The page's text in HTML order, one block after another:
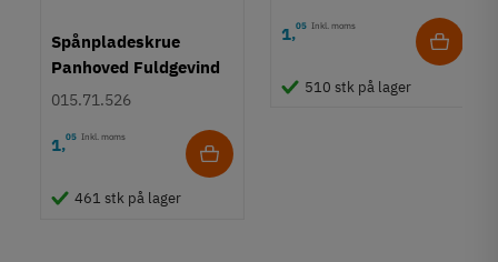
Spånpladeskrue
Panhoved Fuldgevind
Ø3,0 - PZ1
015.71.526
1,05 Inkl. moms
461 stk på lager
1,05 Inkl. moms
510 stk på lager